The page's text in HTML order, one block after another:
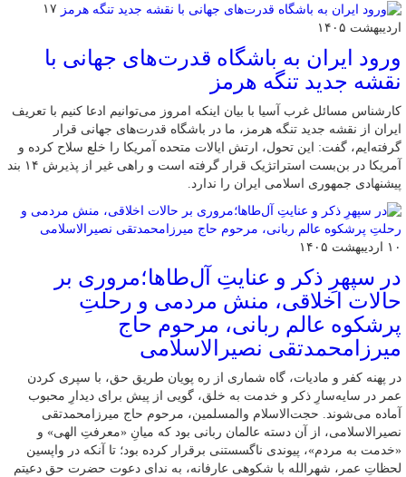
۱۷
اردیبهشت ۱۴۰۵
ورود ایران به باشگاه قدرت‌های جهانی با
نقشه جدید تنگه هرمز
کارشناس مسائل غرب آسیا با بیان اینکه امروز می‌توانیم ادعا کنیم با تعریف
ایران از نقشه جدید تنگه هرمز، ما در باشگاه قدرت‌های جهانی قرار
گرفته‌ایم، گفت: این تحول، ارتش ایالات متحده آمریکا را خلع سلاح کرده و
آمریکا در بن‌بست استراتژیک قرار گرفته است و راهی غیر از پذیرش ۱۴ بند
پیشنهادی جمهوری اسلامی ایران را ندارد.
۱۰ اردیبهشت ۱۴۰۵
در سپهرِ ذکر و عنایتِ آل‌طاها؛مروری بر
حالات اخلاقی، منش مردمی و رحلتِ
پرشکوه عالم ربانی، مرحوم حاج
میرزامحمدتقی نصیرالاسلامی
در پهنه کفر و مادیات، گاه شماری از ره پویان طریق حق، با سپری کردن
عمر در سایه‌سارِ ذکر و خدمت به خلق، گویی از پیش برای دیدارِ محبوب
آماده می‌شوند. حجت‌الاسلام والمسلمین، مرحوم حاج میرزامحمدتقی
نصیرالاسلامی، از آن دسته عالمان ربانی بود که میانِ «معرفتِ الهی» و
«خدمت به مردم»، پیوندی ناگسستنی برقرار کرده بود؛ تا آنکه در واپسین
لحظاتِ عمر، شهرالله با شکوهی عارفانه، به ندای دعوت حضرت حق دعیتم